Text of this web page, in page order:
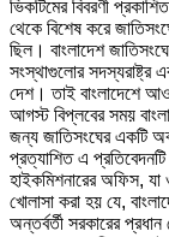
ভিকটিমের বিবরণী
থেকে বিশেষ করে
ছিল। বাংলাদেশ
সংস্থাগুলোর সদস্যরাষ্ট্র
দেশ। তাই বাংলাদেশে
আগস্ট বিপ্লবের সময়
জন্য জাতিসংঘের একটি
প্রত্যাশিত এ
হাইকমিশনারের অফিস,
খোলাসা করা হয় যে,
অন্তর্বর্তী সরকারের